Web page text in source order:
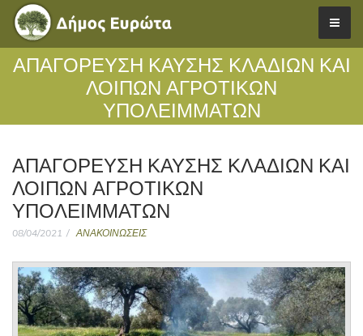
ΑΠΑΓΟΡΕΥΣΗ ΚΑΥΣΗΣ ΚΛΑΔΙΩΝ ΚΑΙ
ΛΟΙΠΩΝ ΑΓΡΟΤΙΚΩΝ
ΥΠΟΛΕΙΜΜΑΤΩΝ
ΑΠΑΓΟΡΕΥΣΗ ΚΑΥΣΗΣ ΚΛΑΔΙΩΝ ΚΑΙ
ΛΟΙΠΩΝ ΑΓΡΟΤΙΚΩΝ
ΥΠΟΛΕΙΜΜΑΤΩΝ
08/04/2021 ΑΝΑΚΟΙΝΩΣΕΙΣ